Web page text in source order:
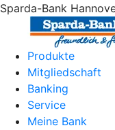
Sparda-Bank
Produkte
Mitgliedschaft
Banking
Service
Meine Bank